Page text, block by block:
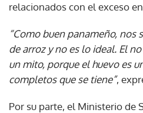
relacionados con el exceso
“Como buen panameño, nos
de arroz y no es lo ideal. El
un mito, porque el huevo es
completos que se tiene”,
Por su parte, el Ministerio de